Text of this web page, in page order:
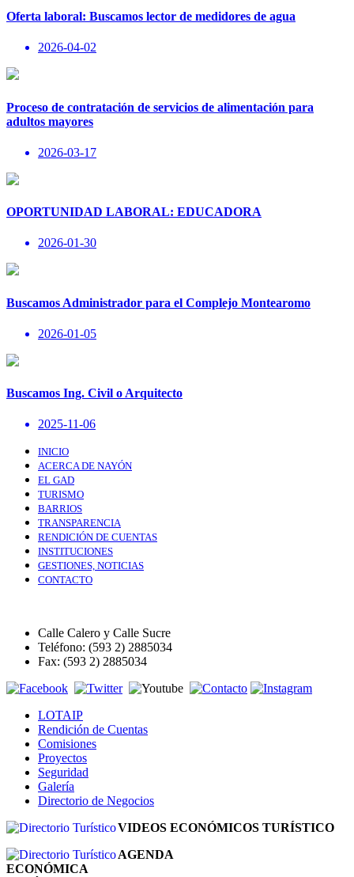
Oferta laboral: Buscamos lector de medidores de agua
2026-04-02
Proceso de contratación de servicios de alimentación para
adultos mayores
2026-03-17
OPORTUNIDAD LABORAL: EDUCADORA
2026-01-30
Buscamos Administrador para el Complejo Montearomo
2026-01-05
Buscamos Ing. Civil o Arquitecto
2025-11-06
INICIO
ACERCA DE NAYÓN
EL GAD
TURISMO
BARRIOS
TRANSPARENCIA
RENDICIÓN DE CUENTAS
INSTITUCIONES
GESTIONES, NOTICIAS
CONTACTO
Calle Calero y Calle Sucre
Teléfono: (593 2) 2885034
Fax: (593 2) 2885034
LOTAIP
Rendición de Cuentas
Comisiones
Proyectos
Seguridad
Galería
Directorio de Negocios
VIDEOS ECONÓMICOS TURÍSTICO
AGENDA
ECONÓMICA